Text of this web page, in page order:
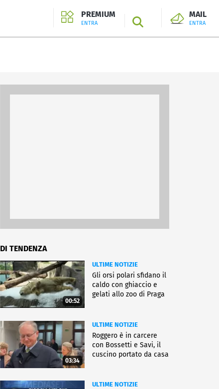
PREMIUM
ENTRA SEARCH
MAIL
ENTRA
DI TENDENZA
00:52
ULTIME NOTIZIE
Gli orsi polari sfidano il
caldo con ghiaccio e
gelati allo zoo di Praga
03:34
ULTIME NOTIZIE
Roggero è in carcere
con Bossetti e Savi, il
cuscino portato da casa
ULTIME NOTIZIE